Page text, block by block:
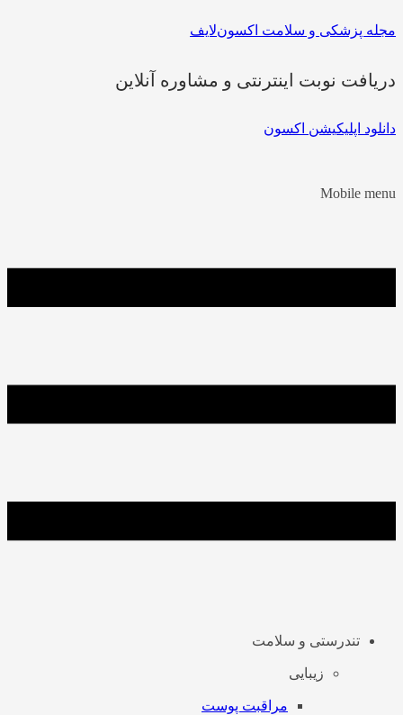
مجله پزشکی و سلامت اکسون‌لایف
دریافت نوبت اینترنتی و مشاوره آنلاین
دانلود اپلیکیشن اکسون
Mobile menu
تندرستی و سلامت
زیبایی
مراقبت پوست